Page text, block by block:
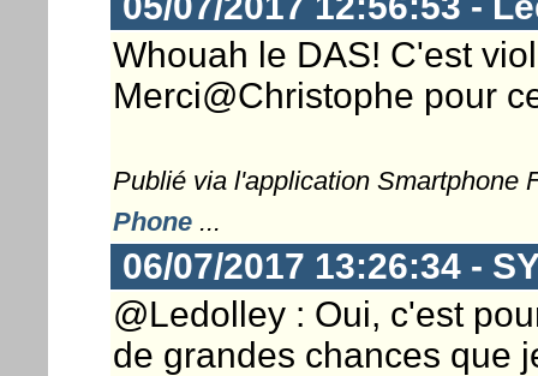
Whouah le DAS! C'est
Merci@Christophe pour
Publié via l'application Smartphone
Phone...
06/07/2017 13:26:34 -
@Ledolley : Oui, c'est
de grandes chances que